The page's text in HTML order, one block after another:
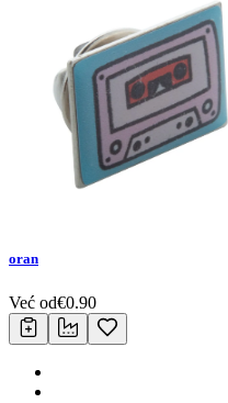
oran
Već od€0.90